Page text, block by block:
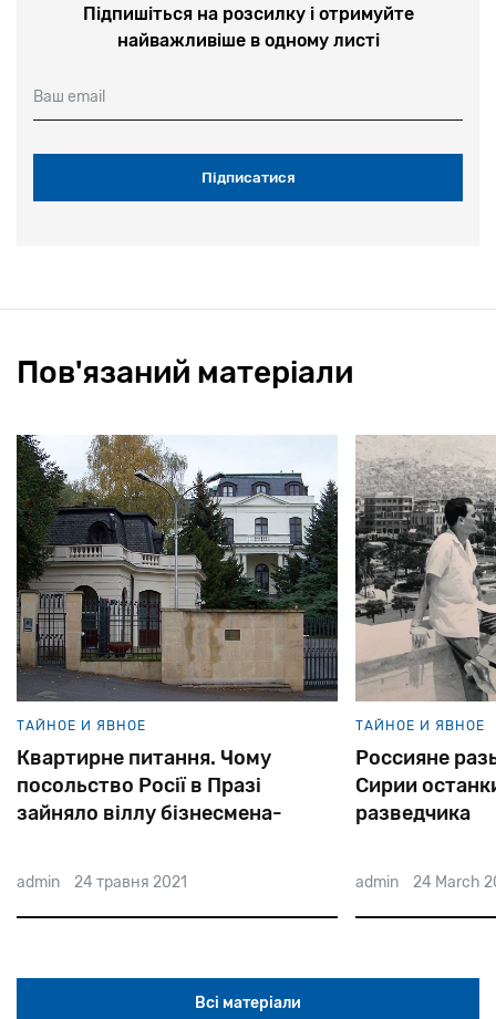
Підпишіться на розсилку і отримуйте
найважливіше в одному листі
Ваш email
Пов'язаний матеріали
ТАЙНОЕ И ЯВНОЕ
Квартирне питання. Чому
посольство Росії в Празі
зайняло віллу бізнесмена-
admin 24 травня 2021
ТАЙНОЕ И ЯВНОЕ
Россияне
Сирии
разведчика
admin 24 March
Всі матеріали